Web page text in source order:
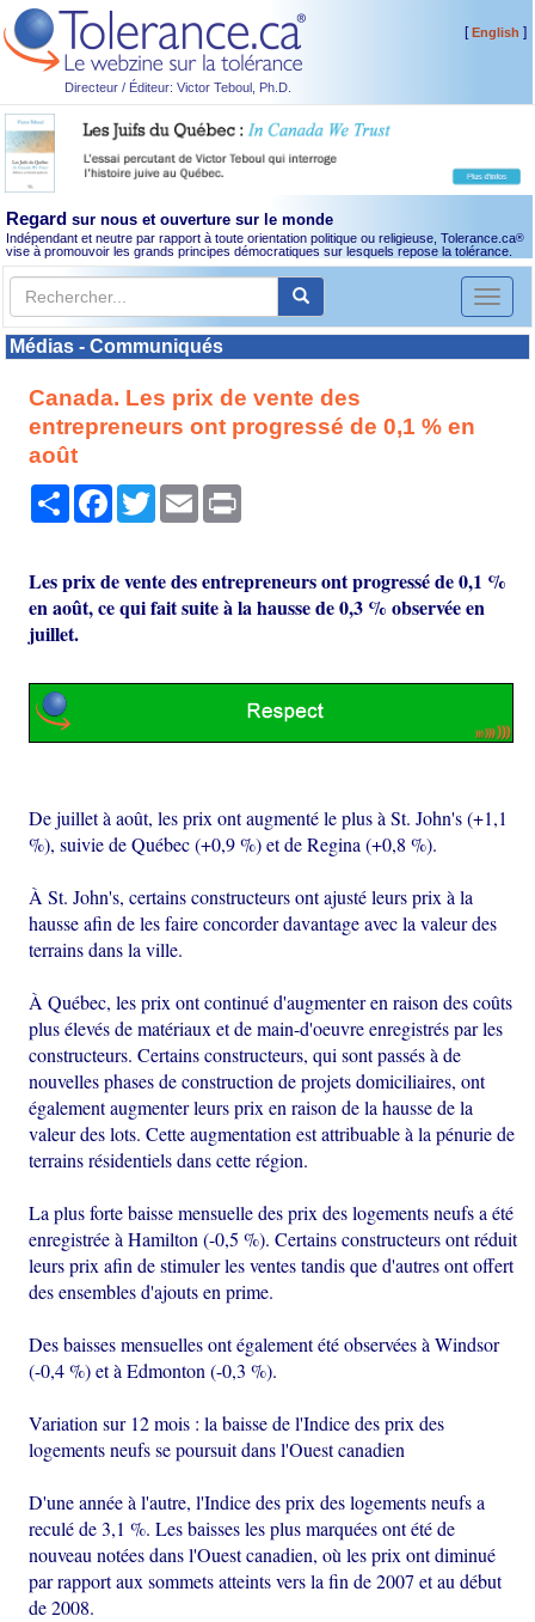
Directeur / Éditeur: Victor Teboul, Ph.D.
[English ]
Regard sur nous et ouverture sur le monde
Indépendant et neutre par rapport à toute orientation politique ou religieuse, Tolerance.ca®
vise à promouvoir les grands principes démocratiques sur lesquels repose la tolérance.
Toggle
Médias - Communiqués
Canada. Les prix de vente des
entrepreneurs ont progressé de 0,1 % en
août
PartagerFacebook
TwitterEmail
Les prix de vente des entrepreneurs ont progressé de 0,1 %
en août, ce qui fait suite à la hausse de 0,3 % observée en
juillet.
De juillet à août, les prix ont augmenté le plus à St. John's (+1,1
%), suivie de Québec (+0,9 %) et de Regina (+0,8 %).
À St. John's, certains constructeurs ont ajusté leurs prix à la
hausse afin de les faire concorder davantage avec la valeur des
terrains dans la ville.
À Québec, les prix ont continué d'augmenter en raison des coûts
plus élevés de matériaux et de main-d'oeuvre enregistrés par les
constructeurs. Certains constructeurs, qui sont passés à de
nouvelles phases de construction de projets domiciliaires, ont
également augmenter leurs prix en raison de la hausse de la
valeur des lots. Cette augmentation est attribuable à la pénurie de
terrains résidentiels dans cette région.
La plus forte baisse mensuelle des prix des logements neufs a été
enregistrée à Hamilton (-0,5 %). Certains constructeurs ont réduit
leurs prix afin de stimuler les ventes tandis que d'autres ont offert
des ensembles d'ajouts en prime.
Des baisses mensuelles ont également été observées à Windsor
(-0,4 %) et à Edmonton (-0,3 %).
Variation sur 12 mois : la baisse de l'Indice des prix des
logements neufs se poursuit dans l'Ouest canadien
D'une année à l'autre, l'Indice des prix des logements neufs a
reculé de 3,1 %. Les baisses les plus marquées ont été de
nouveau notées dans l'Ouest canadien, où les prix ont diminué
par rapport aux sommets atteints vers la fin de 2007 et au début
de 2008.